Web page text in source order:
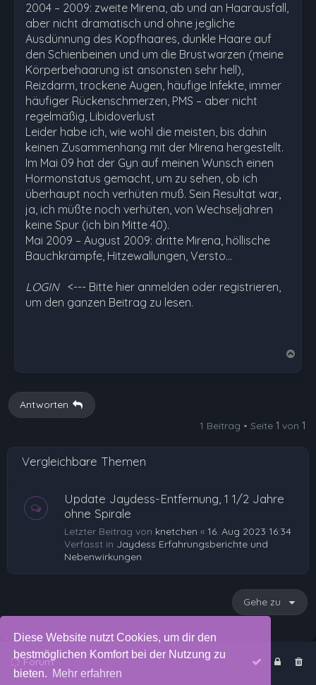
Diese Website nutzt Cookies, um dir den
bestmöglichen Komfort bei der Nutzung zu
bieten. Mehr erfahren
2004 – 2009: zweite Mirena, ab und an Haarausfall,
aber nicht dramatisch und ohne jegliche
Ausdünnung des Kopfhaares, dunkle Haare auf
den Schienbeinen und um die Brustwarzen (meine
Körperbehaarung ist ansonsten sehr hell),
Reizdarm, trockene Augen, häufige Infekte, immer
häufiger Rückenschmerzen, PMS – aber nicht
regelmäßig, Libidoverlust
Leider habe ich, wie wohl die meisten, bis dahin
keinen Zusammenhang mit der Mirena hergestellt.
Im Mai 09 hat der Gyn auf meinen Wunsch einen
Hormonstatus gemacht, um zu sehen, ob ich
überhaupt noch verhüten muß. Sein Resultat war,
ja, ich müßte noch verhüten, von Wechseljahren
keine Spur (ich bin Mitte 40).
Mai 2009 – August 2009: dritte Mirena, höllische
Bauchkrämpfe, Hitzewallungen, Versto…
LOGIN <--- Bitte hier anmelden oder registrieren,
um den ganzen Beitrag zu lesen.
b
Antworten
1 Beitrag • Seite 1 von 1
Vergleichbare Themen
Update Jaydess-Entfernung, 1 1/2 Jahre
ohne Spirale
Letzter Beitrag von knetchen « 16. Aug 2023 16:34
Verfasst in Jaydess Erfahrungsberichte und
Nebenwirkungen
Gehe zu
Forum